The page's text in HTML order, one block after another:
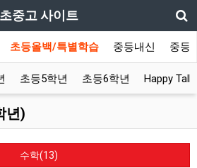
초중고 사이트
초등올백/특별학습 중등내신 중등
초등5학년 초등6학년 Happy
년)
수학(13)